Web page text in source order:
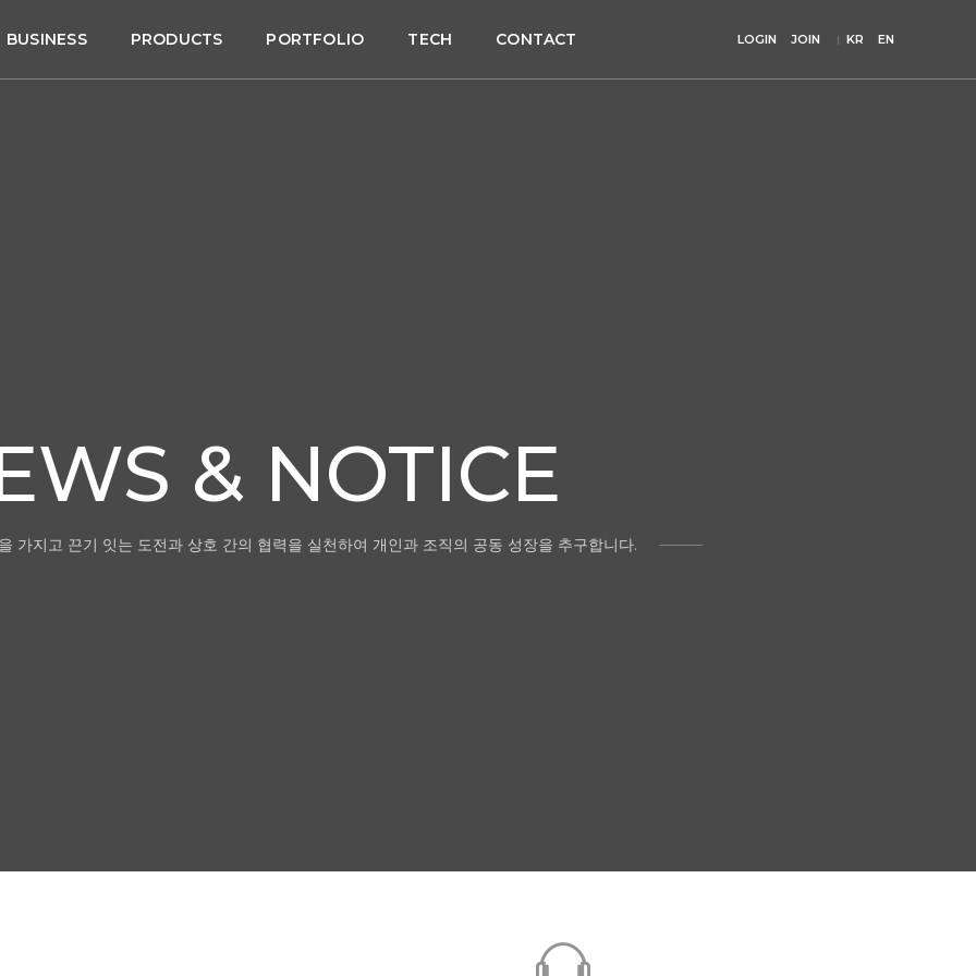
BUSINESS PRODUCTS PORTFOLIO TECH CONTACT LOGIN JOIN KR EN
& NOTICE
가지고 끈기 잇는 도전과 상호 간의 협력을 실천하여 개인과 조직의 공동 성장을 추구합니다.